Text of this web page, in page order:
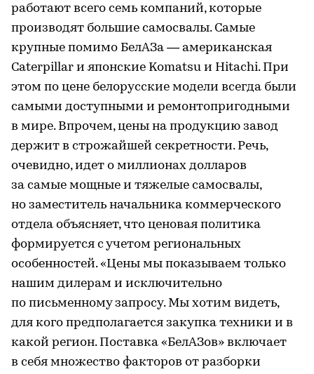
работают всего семь компаний, которые
производят большие самосвалы. Самые
крупные помимо БелАЗа — американская
Caterpillar и японские Komatsu и Hitachi. При
этом по цене белорусские модели всегда были
самыми доступными и ремонтопригодными
в мире. Впрочем, цены на продукцию завод
держит в строжайшей секретности. Речь,
очевидно, идет о миллионах долларов
за самые мощные и тяжелые самосвалы,
но заместитель начальника коммерческого
отдела объясняет, что ценовая политика
формируется с учетом региональных
особенностей. «Цены мы показываем только
нашим дилерам и исключительно
по письменному запросу. Мы хотим видеть,
для кого предполагается закупка техники и в
какой регион. Поставка «БелАЗов» включает
в себя множество факторов от разборки